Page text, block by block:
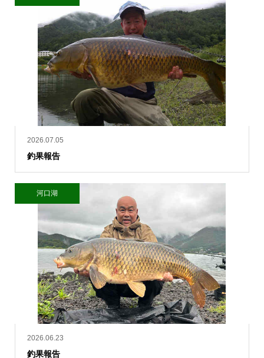
2026.07.05
釣果報告
2026.06.23
釣果報告
河口湖